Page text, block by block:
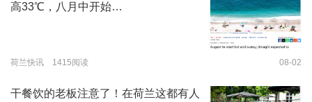
高33℃，八月中开始…
荷兰快讯 1415阅读 08-02
干餐饮的老板注意了！在荷兰这都有人